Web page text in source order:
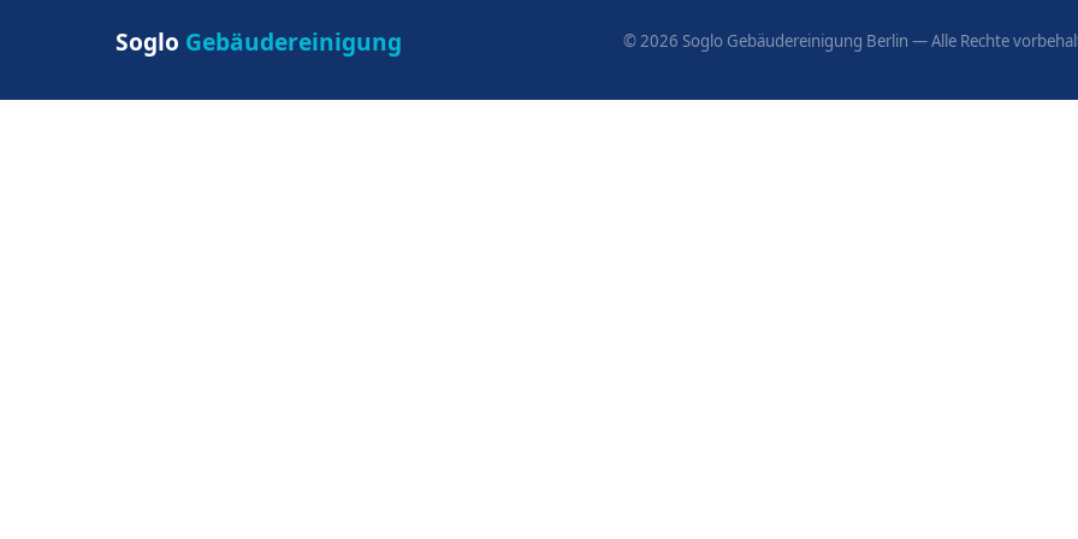
Soglo Gebäudereinigung ©2026 Soglo Gebäudereinigung Berlin — Alle Rechte